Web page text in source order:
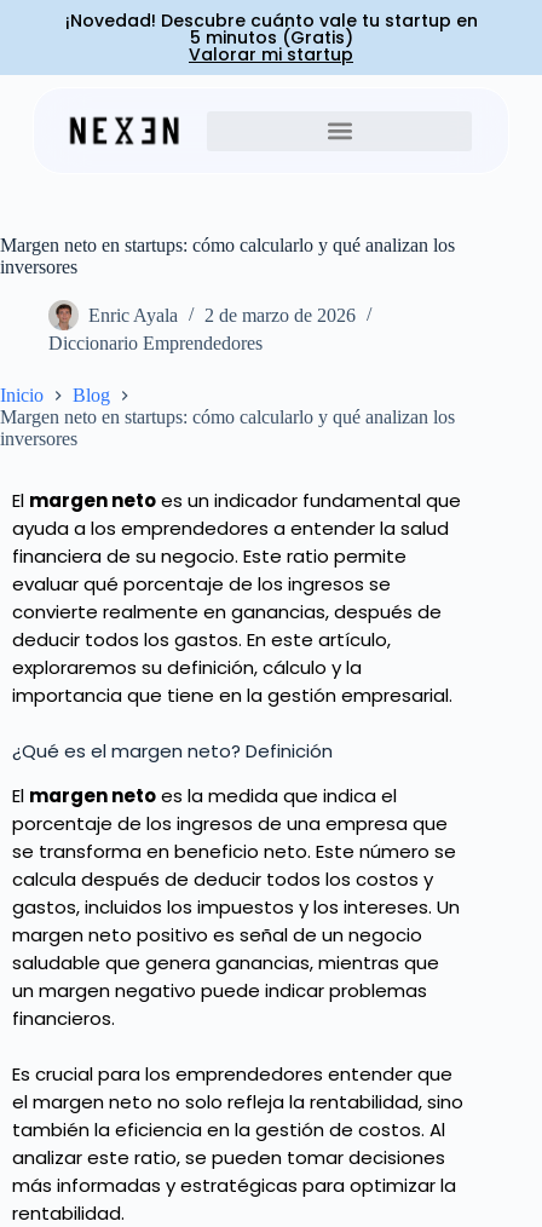
¡Novedad! Descubre cuánto vale tu startup en
5 minutos (Gratis)
Valorar mi startup
Margen neto en startups: cómo calcularlo y qué analizan los
inversores
Enric Ayala
2 de marzo de 2026
Diccionario Emprendedores
Inicio
Blog
Margen neto en startups: cómo calcularlo y qué analizan los
inversores
El margen netoes un indicador fundamental que
ayuda a los emprendedores a entender la salud
financiera de su negocio. Este ratio permite
evaluar qué porcentaje de los ingresos se
convierte realmente en ganancias, después de
deducir todos los gastos. En este artículo,
exploraremos su definición, cálculo y la
importancia que tiene en la gestión empresarial.
¿Qué es el margen neto? Definición
El margen netoes la medida que indica el
porcentaje de los ingresos de una empresa que
se transforma en beneficio neto. Este número se
calcula después de deducir todos los costos y
gastos, incluidos los impuestos y los intereses. Un
margen neto positivo es señal de un negocio
saludable que genera ganancias, mientras que
un margen negativo puede indicar problemas
financieros.
Es crucial para los emprendedores entender que
el margen neto no solo refleja la rentabilidad, sino
también la eficiencia en la gestión de costos. Al
analizar este ratio, se pueden tomar decisiones
más informadas y estratégicas para optimizar la
rentabilidad.